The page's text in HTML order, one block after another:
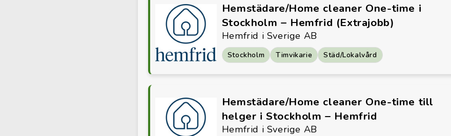
Hemstädare/Home cleaner One-time i
Stockholm – Hemfrid (Extrajobb)
Hemfrid i Sverige AB
Stockholm Timvikarie Städ/Lokalvård
Hemstädare/Home cleaner One-time till
helger i Stockholm – Hemfrid
Hemfrid i Sverige AB